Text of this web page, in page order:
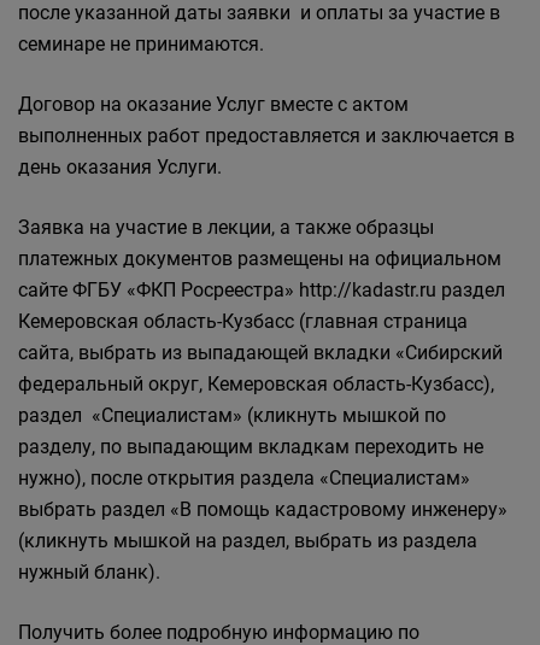
после указанной даты заявки и оплаты за участие в
семинаре не принимаются.
Договор на оказание Услуг вместе с актом
выполненных работ предоставляется и заключается в
день оказания Услуги.
Заявка на участие в лекции, а также образцы
платежных документов размещены на официальном
сайте ФГБУ «ФКП Росреестра» http://kadastr.ru раздел
Кемеровская область-Кузбасс (главная страница
сайта, выбрать из выпадающей вкладки «Сибирский
федеральный округ, Кемеровская область-Кузбасс),
раздел «Специалистам» (кликнуть мышкой по
разделу, по выпадающим вкладкам переходить не
нужно), после открытия раздела «Специалистам»
выбрать раздел «В помощь кадастровому инженеру»
(кликнуть мышкой на раздел, выбрать из раздела
нужный бланк).
Получить более подробную информацию по